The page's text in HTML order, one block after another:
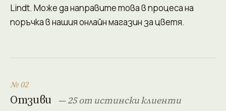
Lindt. Може да направите това в процеса на
поръчка в нашия онлайн магазин за цветя.
№ 02
Отзиви — 25 от истински клиенти